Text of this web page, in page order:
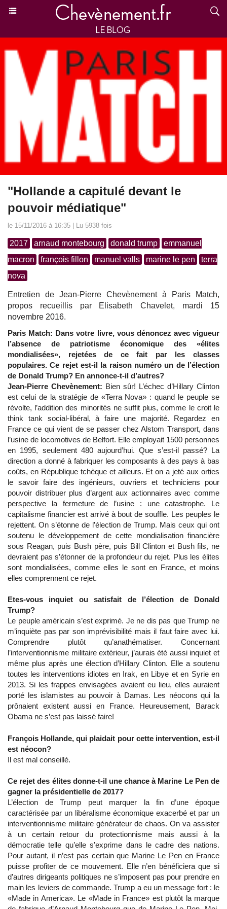
"Hollande a capitulé devant le
pouvoir médiatique"
le 15/11/2016 à 16:35 | Lu 5938 fois
2017 arnaud montebourg donald trump
emmanuel
macron
françois fillon manuel valls marine le pen
terra
nova
Entretien de Jean-Pierre Chevènement à Paris Match,
propos recueillis par Elisabeth Chavelet, mardi 15
novembre 2016.
Paris Match: Dans votre livre, vous dénoncez avec vigueur
l’absence de patriotisme économique des «élites
mondialisées», rejetées de ce fait par les classes
populaires. Ce rejet est-il la raison numéro un de l’élection
de Donald Trump? En annonce-t-il d’autres?
Jean-Pierre Chevènement: Bien sûr! L’échec d’Hillary Clinton
est celui de la stratégie de «Terra Nova» : quand le peuple se
révolte, l’addition des minorités ne suffit plus, comme le croit le
think tank social-libéral, à faire une majorité. Regardez en
France ce qui vient de se passer chez Alstom Transport, dans
l’usine de locomotives de Belfort. Elle employait 1500 personnes
en 1995, seulement 480 aujourd’hui. Que s’est-il passé? La
direction a donné à fabriquer les composants à des pays à bas
coûts, en République tchèque et ailleurs. Et on a jeté aux orties
le savoir faire des ingénieurs, ouvriers et techniciens pour
pouvoir distribuer plus d’argent aux actionnaires avec comme
perspective la fermeture de l’usine : une catastrophe. Le
capitalisme financier est arrivé à bout de souffle. Les peuples le
rejettent. On s’étonne de l’élection de Trump. Mais ceux qui ont
soutenu le développement de cette mondialisation financière
sous Reagan, puis Bush père, puis Bill Clinton et Bush fils, ne
devraient pas s’étonner de la profondeur du rejet. Plus les élites
sont mondialisées, comme elles le sont en France, et moins
elles comprennent ce rejet.
Etes-vous inquiet ou satisfait de l’élection de Donald
Trump?
Le peuple américain s’est exprimé. Je ne dis pas que Trump ne
m’inquiète pas par son imprévisibilité mais il faut faire avec lui.
Comprendre plutôt qu’anathématiser. Concernant
l’interventionnisme militaire extérieur, j’aurais été aussi inquiet et
même plus après une élection d’Hillary Clinton. Elle a soutenu
toutes les interventions idiotes en Irak, en Libye et en Syrie en
2013. Si les frappes envisagées avaient eu lieu, elles auraient
porté les islamistes au pouvoir à Damas. Les néocons qui la
prônaient existent aussi en France. Heureusement, Barack
Obama ne s’est pas laissé faire!
François Hollande, qui plaidait pour cette intervention, est-il
est néocon?
Il est mal conseillé.
Ce rejet des élites donne-t-il une chance à Marine Le Pen de
gagner la présidentielle de 2017?
L’élection de Trump peut marquer la fin d’une époque
caractérisée par un libéralisme économique exacerbé et par un
interventionnisme militaire générateur de chaos. On va assister
à un certain retour du protectionnisme mais aussi à la
démocratie telle qu’elle s’exprime dans le cadre des nations.
Pour autant, il n’est pas certain que Marine Le Pen en France
puisse profiter de ce mouvement. Elle n’en bénéficiera que si
d’autres dirigeants politiques ne s’imposent pas pour prendre en
main les leviers de commande. Trump a eu un message fort : le
«Made in America». Le «Made in France» est plutôt la marque